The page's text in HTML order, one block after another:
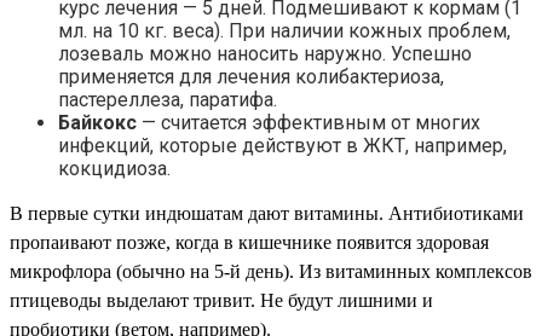
курс лечения — 5 дней. Подмешивают к кормам (1
мл. на 10 кг. веса). При наличии кожных проблем,
лозеваль можно наносить наружно. Успешно
применяется для лечения колибактериоза,
пастереллеза, паратифа.
Байкокс — считается эффективным от многих
инфекций, которые действуют в ЖКТ, например,
кокцидиоза.
В первые сутки индюшатам дают витамины. Антибиотиками
пропаивают позже, когда в кишечнике появится здоровая
микрофлора (обычно на 5-й день). Из витаминных комплексов
птицеводы выделают тривит. Не будут лишними и
пробиотики (ветом, например).